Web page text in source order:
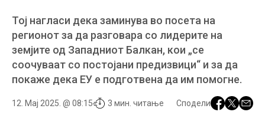
Тој нагласи дека заминува во посета на
регионот за да разговара со лидерите на
земјите од Западниот Балкан, кои „се
соочуваат со постојани предизвици“ и за да
покаже дека ЕУ е подготвена да им помогне.
12. Мај 2025. @ 08:15 3 мин. читање Сподели